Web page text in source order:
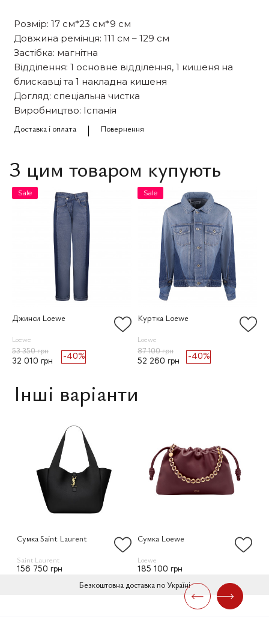
Розмір: 17 см*23 см*9 см
Довжина ремінця: 111 см – 129 см
Застібка: магнітна
Відділення: 1 основне відділення, 1 кишеня на
блискавці та 1 накладна кишеня
Догляд: спеціальна чистка
Виробництво: Іспанія
Доставка і оплата
Повернення
З цим товаром купують
Sale
Джинси Loewe
Loewe
53 350 грн
32 010 грн
-40%
Sale
Куртка Loewe
Loewe
87 100 грн
52 260 грн
-40%
Інші варіанти
Сумка Saint Laurent
Saint Laurent
156 750 грн
Сумка Loewe
Loewe
185 100 грн
Безкоштовна доставка по Україні